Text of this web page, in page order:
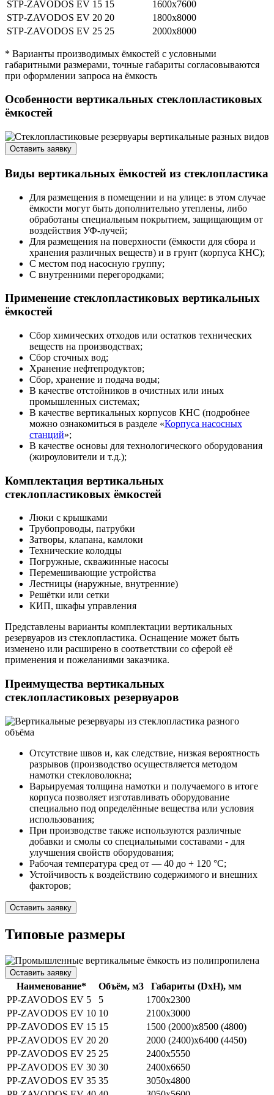
STP-ZAVODOS EV 15 15
1600х7600
STP-ZAVODOS EV 20 20
1800х8000
STP-ZAVODOS EV 25 25 2000х8000
* Варианты производимых ёмкостей с условными
габаритными размерами, точные габариты согласовываются
при оформлении запроса на ёмкость
Особенности вертикальных стеклопластиковых
ёмкостей
Оставить заявку
Виды вертикальных ёмкостей из стеклопластика
Для размещения в помещении и на улице: в этом случае
ёмкости могут быть дополнительно утеплены, либо
обработаны специальным покрытием, защищающим от
воздействия УФ-лучей;
Для размещения на поверхности (ёмкости для сбора и
хранения различных веществ) и в грунт (корпуса КНС);
С местом под насосную группу;
С внутренними перегородками;
Применение стеклопластиковых вертикальных
ёмкостей
Сбор химических отходов или остатков технических
веществ на производствах;
Сбор сточных вод;
Хранение нефтепродуктов;
Сбор, хранение и подача воды;
В качестве отстойников в очистных или иных
промышленных системах;
В качестве вертикальных корпусов КНС (подробнее
можно ознакомиться в разделе «Корпуса насосных
станций»;
В качестве основы для технологического оборудования
(жироуловители и т.д.);
Комплектация вертикальных
стеклопластиковых ёмкостей
Люки с крышками
Трубопроводы, патрубки
Затворы, клапана, камлоки
Технические колодцы
Погружные, скважинные насосы
Перемешивающие устройства
Лестницы (наружные, внутренние)
Решётки или сетки
КИП, шкафы управления
Представлены варианты комплектации вертикальных
резервуаров из стеклопластика. Оснащение может быть
изменено или расширено в соответствии со сферой её
применения и пожеланиями заказчика.
Преимущества вертикальных
стеклопластиковых резервуаров
Отсутствие швов и, как следствие, низкая вероятность
разрывов (производство осуществляется методом
намотки стекловолокна;
Варьируемая толщина намотки и получаемого в итоге
корпуса позволяет изготавливать оборудование
специально под определённые вещества или условия
использования;
При производстве также используются различные
добавки и смолы со специальными составами - для
улучшения свойств оборудования;
Рабочая температура сред от — 40 до + 120 °C;
Устойчивость к воздействию содержимого и внешних
факторов;
Оставить заявку
Типовые размеры
Оставить заявку
Наименование* Объём, м3
Габариты (DхH), мм
PP-ZAVODOS EV 5
5
1700х2300
PP-ZAVODOS EV 10 10
2100х3000
PP-ZAVODOS EV 15 15
1500 (2000)х8500 (4800)
PP-ZAVODOS EV 20 20
2000 (2400)х6400 (4450)
PP-ZAVODOS EV 25 25
2400х5550
PP-ZAVODOS EV 30 30
2400х6650
PP-ZAVODOS EV 35 35
3050х4800